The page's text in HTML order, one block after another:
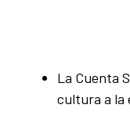
La Cuenta
cultura a la